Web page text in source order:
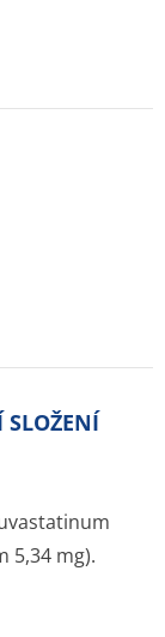
5,34 mg).